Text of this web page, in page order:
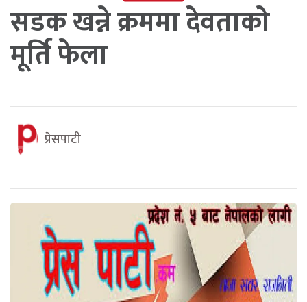
सडक खन्ने क्रममा देवताको
मूर्ति फेला
प्रेसपाटी